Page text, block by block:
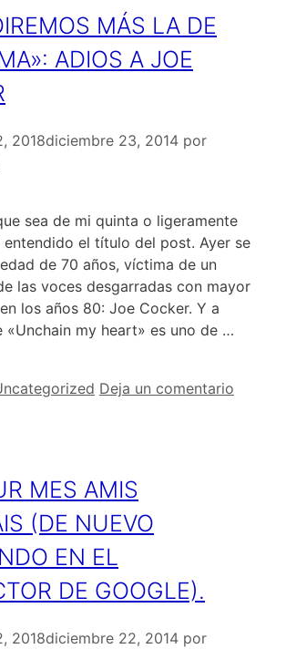
MÁS LA DE
ADIOS A JOE
2018diciembre 23, 2014 por
sea de mi quinta o ligeramente
entendido el título del post. Ayer se
de 70 años, víctima de un
las voces desgarradas con mayor
los años 80: Joe Cocker. Y a
«Unchain my heart» es uno de …
Deja un comentario
MES AMIS
(DE NUEVO
EN EL
DE GOOGLE).
2018diciembre 22, 2014 por